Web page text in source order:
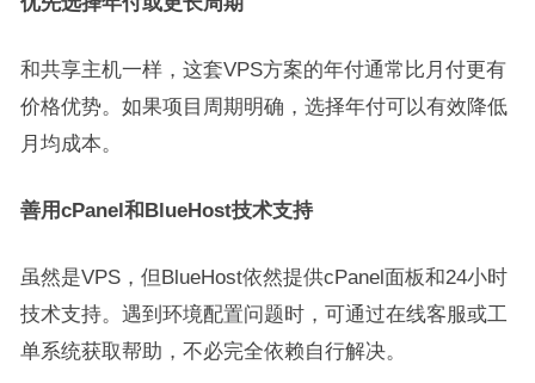
和共享主机一样，这套VPS方案的年付通常比月付更有
价格优势。如果项目周期明确，选择年付可以有效降低
月均成本。
善用cPanel和BlueHost技术支持
虽然是VPS，但BlueHost依然提供cPanel面板和24小时
技术支持。遇到环境配置问题时，可通过在线客服或工
单系统获取帮助，不必完全依赖自行解决。